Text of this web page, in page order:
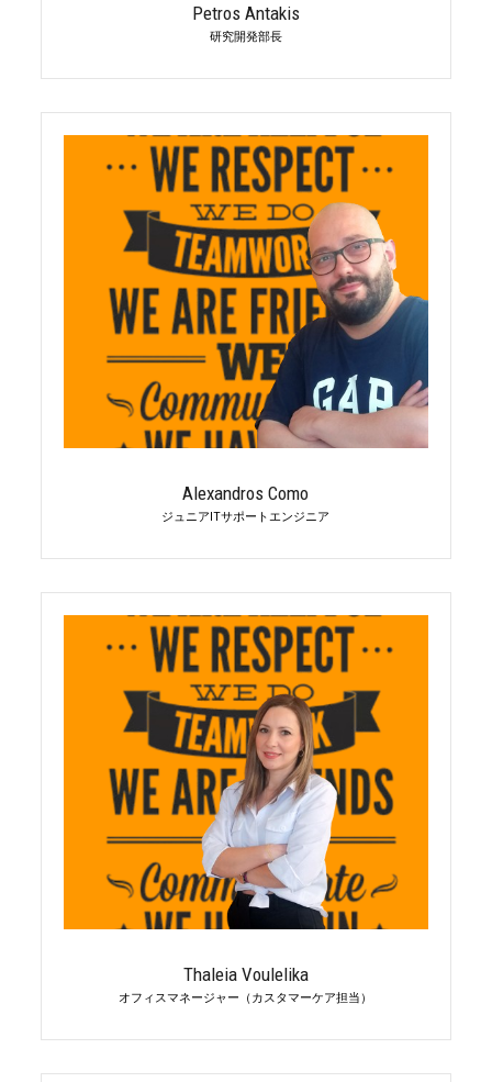
Petros Antakis
研究開発部長
Alexandros Como
ジュニアITサポートエンジニア
Thaleia Voulelika
オフィスマネージャー（カスタマーケア担当）